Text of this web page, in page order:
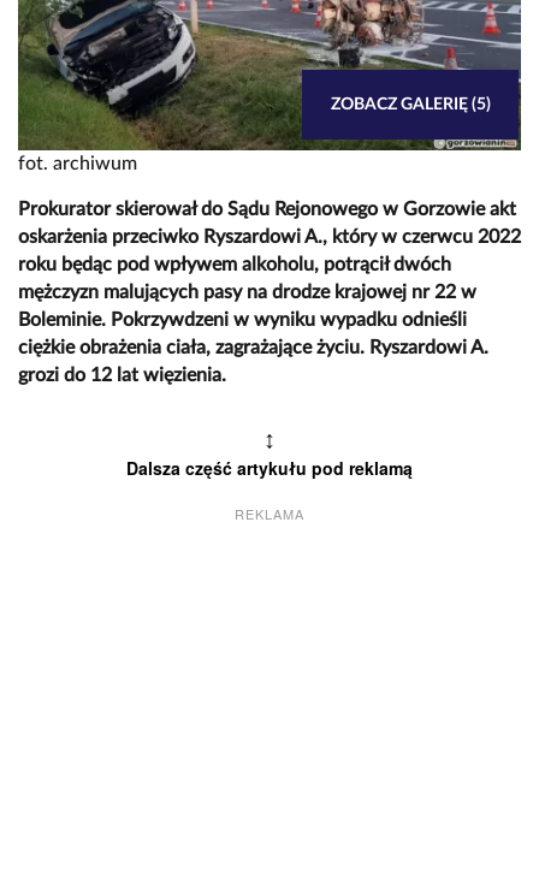
fot. archiwum
ZOBACZ GALERIĘ (5)
Prokurator skierował do Sądu Rejonowego w Gorzowie akt
oskarżenia przeciwko Ryszardowi A., który w czerwcu 2022
roku będąc pod wpływem alkoholu, potrącił dwóch
mężczyzn malujących pasy na drodze krajowej nr 22 w
Boleminie. Pokrzywdzeni w wyniku wypadku odnieśli
ciężkie obrażenia ciała, zagrażające życiu. Ryszardowi A.
grozi do 12 lat więzienia.
↕
Dalsza część artykułu pod reklamą
REKLAMA